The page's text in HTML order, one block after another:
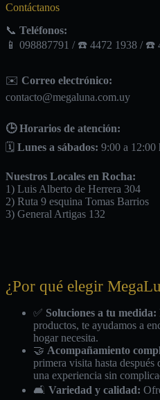
Contáctanos
📞 Teléfonos:
📱 098887791 / ☎️ 4472 1938 / ☎️
✉️ Correo electrónico:
contacto@megaluna.com.uy
🕒 Horarios de atención:
🗓️ Lunes a sábados: 9:00 a 12:00
Nuestros Locales en Rocha:
1) Luis Alberto de Herrera 304
2) Ruta 9 esquina Tomas Barrios
3) General Artigas 132
¿Por qué elegir
✅ Soluciones a tu medida:
productos, te ayudamos a
hogar necesita.
🤝 Acompañamiento
primera visita hasta
una experiencia sin
🛋️ Variedad y calidad: